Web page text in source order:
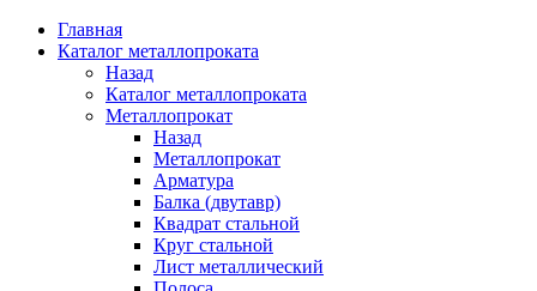
Главная
Каталог металлопроката
Назад
Каталог металлопроката
Металлопрокат
Назад
Металлопрокат
Арматура
Балка (двутавр)
Квадрат стальной
Круг стальной
Лист металлический